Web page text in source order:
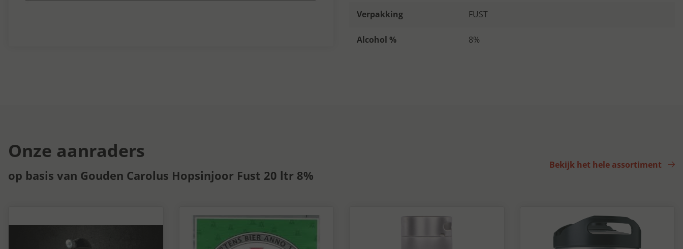
Verpakking FUST
Alcohol % 8%
Onze aanraders
op basis van Gouden Carolus Hopsinjoor Fust 20 ltr 8%
Bekijk het hele assortiment